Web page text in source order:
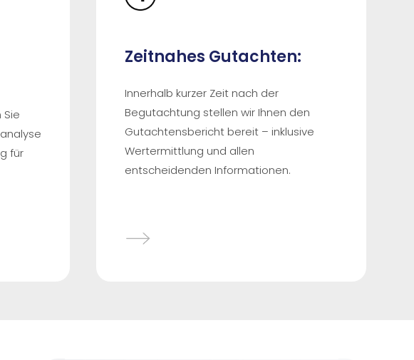
für
Zeitnahes Gutachten:
Innerhalb kurzer Zeit nach der
Begutachtung stellen wir Ihnen den
Gutachtensbericht bereit – inklusive
Wertermittlung und allen
entscheidenden Informationen.